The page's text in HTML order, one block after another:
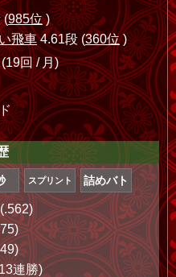
(985位)
飛車4.61段 (360位)
回 / 月)
スプリント 詰めバト
連勝)